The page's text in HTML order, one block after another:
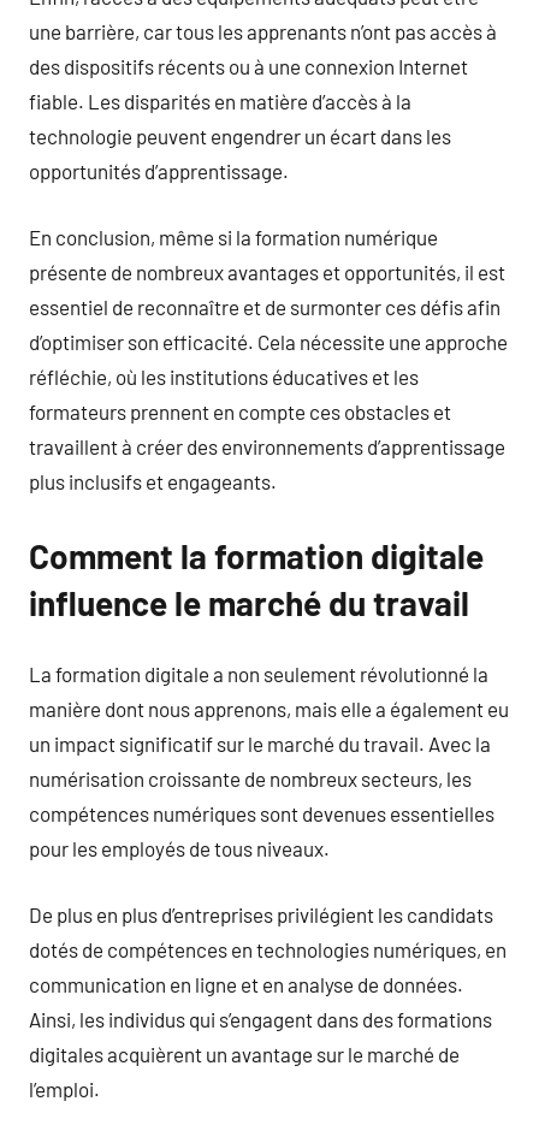
une barrière, car tous les apprenants n’ont pas accès à
des dispositifs récents ou à une connexion Internet
fiable. Les disparités en matière d’accès à la
technologie peuvent engendrer un écart dans les
opportunités d’apprentissage.
En conclusion, même si la formation numérique
présente de nombreux avantages et opportunités, il est
essentiel de reconnaître et de surmonter ces défis afin
d’optimiser son efficacité. Cela nécessite une approche
réfléchie, où les institutions éducatives et les
formateurs prennent en compte ces obstacles et
travaillent à créer des environnements d’apprentissage
plus inclusifs et engageants.
Comment la formation digitale
influence le marché du travail
La formation digitale a non seulement révolutionné la
manière dont nous apprenons, mais elle a également eu
un impact significatif sur le marché du travail. Avec la
numérisation croissante de nombreux secteurs, les
compétences numériques sont devenues essentielles
pour les employés de tous niveaux.
De plus en plus d’entreprises privilégient les candidats
dotés de compétences en technologies numériques, en
communication en ligne et en analyse de données.
Ainsi, les individus qui s’engagent dans des formations
digitales acquièrent un avantage sur le marché de
l’emploi.